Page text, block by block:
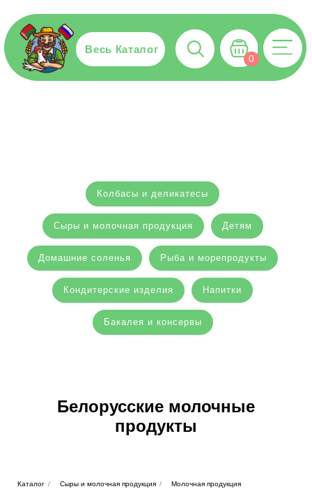
Весь Каталог
0
Колбасы и деликатесы
Сыры и молочная продукция Детям
Домашние соленья Рыба и морепродукты
Кондитерские изделия Напитки
Бакалея и консервы
Белорусские молочные
продукты
Каталог / Сыры и молочная продукция / Молочная продукция